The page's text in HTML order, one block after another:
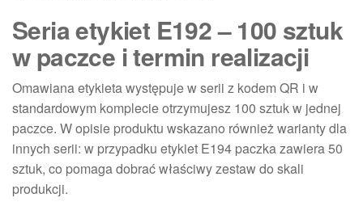
Seria etykiet E192 – 100 sztuk
w paczce i termin realizacji
Omawiana etykieta występuje w serii z kodem QR i w
standardowym komplecie otrzymujesz 100 sztuk w jednej
paczce. W opisie produktu wskazano również warianty dla
innych serii: w przypadku etykiet E194 paczka zawiera 50
sztuk, co pomaga dobrać właściwy zestaw do skali
produkcji.